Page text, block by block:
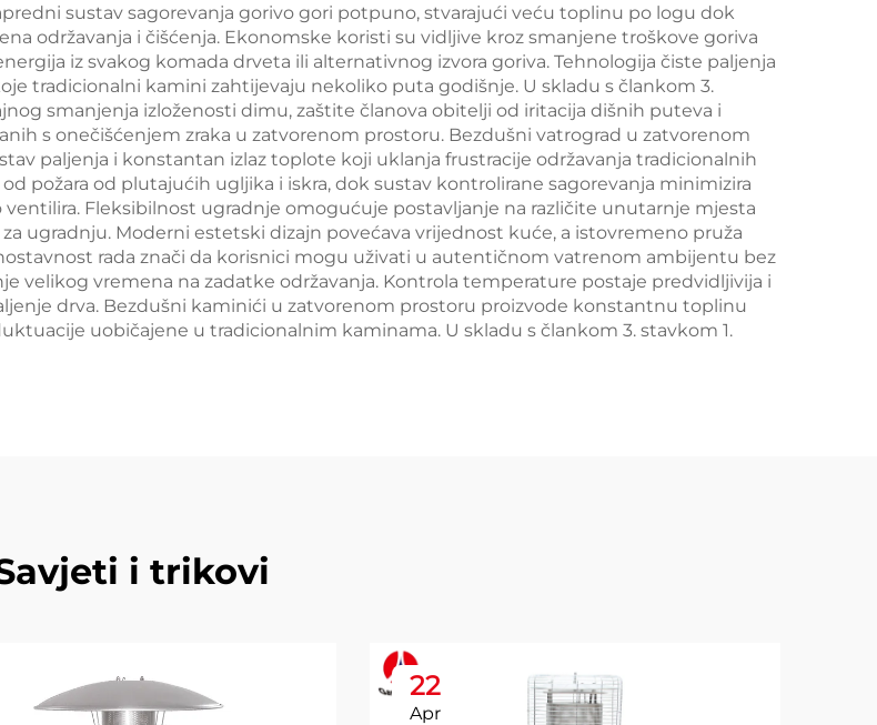
sustav sagorevanja gorivo gori potpuno, stvarajući veću toplinu po logu dok
održavanja i čišćenja. Ekonomske koristi su vidljive kroz smanjene troškove goriva
iz svakog komada drveta ili alternativnog izvora goriva. Tehnologija čiste paljenja
tradicionalni kamini zahtijevaju nekoliko puta godišnje. U skladu s člankom 3.
smanjenja izloženosti dimu, zaštite članova obitelji od iritacija dišnih puteva i
s onečišćenjem zraka u zatvorenom prostoru. Bezdušni vatrograd u zatvorenom
paljenja i konstantan izlaz toplote koji uklanja frustracije održavanja tradicionalnih
požara od plutajućih ugljika i iskra, dok sustav kontrolirane sagorevanja minimizira
Fleksibilnost ugradnje omogućuje postavljanje na različite unutarnje mjesta
ugradnju. Moderni estetski dizajn povećava vrijednost kuće, a istovremeno pruža
rada znači da korisnici mogu uživati u autentičnom vatrenom ambijentu bez
velikog vremena na zadatke održavanja. Kontrola temperature postaje predvidljivija i
drva. Bezdušni kaminići u zatvorenom prostoru proizvode konstantnu toplinu
uobičajene u tradicionalnim kaminama. U skladu s člankom 3. stavkom 1.
i trikovi
22
Apr